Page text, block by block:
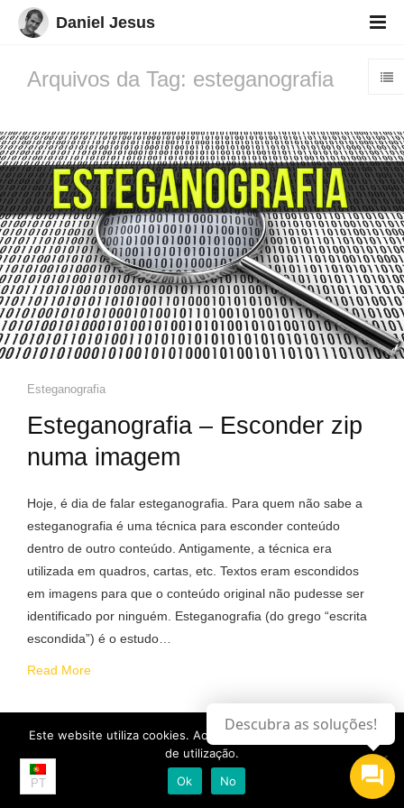
Daniel Jesus
Arquivos da Tag: esteganografia
Esteganografia
Esteganografia – Esconder zip
numa imagem
Hoje, é dia de falar esteganografia. Para quem não sabe a
esteganografia é uma técnica para esconder conteúdo
dentro de outro conteúdo. Antigamente, a técnica era
utilizada em quadros, cartas, etc. Textos eram escondidos
em imagens para que o conteúdo original não pudesse ser
identificado por ninguém. Esteganografia (do grego “escrita
escondida”) é o estudo…
Read More
24 de Março, 2019 Daniel Jesus
PT
Este website utiliza cookies. Ao continuar, aceita a os termos
de utilização.
Ok
No
Descubra as soluções!